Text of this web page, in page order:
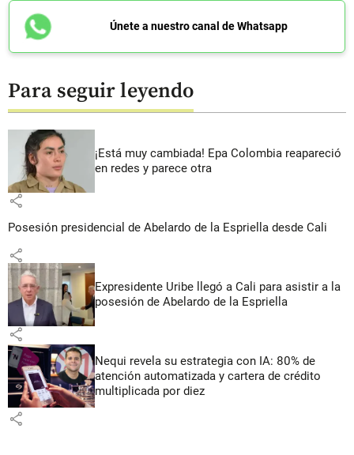
Únete a nuestro canal de Whatsapp
Para seguir leyendo
¡Está muy cambiada! Epa Colombia reapareció
en redes y parece otra
share
Posesión presidencial de Abelardo de la Espriella desde Cali
share
Expresidente Uribe llegó a Cali para asistir a la
posesión de Abelardo de la Espriella
share
Nequi revela su estrategia con IA: 80% de
atención automatizada y cartera de crédito
multiplicada por diez
share